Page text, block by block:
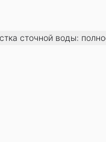
сточной воды: